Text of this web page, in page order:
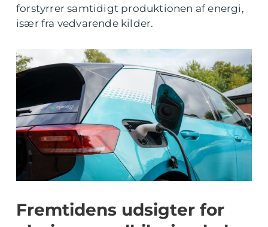
forstyrrer samtidigt produktionen af energi,
især fra vedvarende kilder.
Fremtidens udsigter for